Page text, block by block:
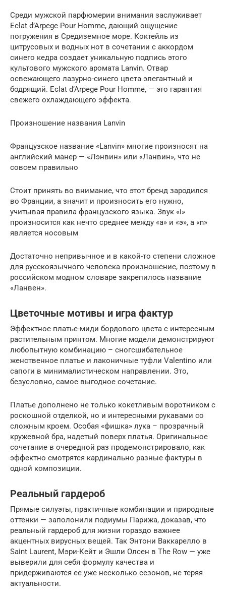
Среди мужской парфюмерии внимания заслуживает
Eclat d’Arpege Pour Homme, дающий ощущение
погружения в Средиземное море. Коктейль из
цитрусовых и водных нот в сочетании с аккордом
синего кедра создает уникальную подпись этого
культового мужского аромата Lanvin. Отвар
освежающего лазурно-синего цвета элегантный и
бодрящий. Eclat d’Arpege Pour Homme, — это гарантия
свежего охлаждающего эффекта.
Произношение названия Lanvin
Французское название «Lanvin» многие произносят на
английский манер — «Лэнвин» или «Ланвин», что не
совсем правильно
Стоит принять во внимание, что этот бренд зародился
во Франции, а значит и произносить его нужно,
учитывая правила французского языка. Звук «i»
произносится как нечто среднее между «а» и «э», а «n»
является носовым
Достаточно непривычное и в какой-то степени сложное
для русскоязычного человека произношение, поэтому в
российском модном словаре закрепилось название
«Ланвен».
Цветочные мотивы и игра фактур
Эффектное платье-миди бордового цвета с интересным
растительным принтом. Многие модели демонстрируют
любопытную комбинацию – сногсшибательное
женственное платье и лаконичные туфли Valentino или
сапоги в минималистическом направлении. Это,
безусловно, самое выгодное сочетание.
Платье дополнено не только кокетливым воротником с
роскошной отделкой, но и интересными рукавами со
сложным кроем. Особая «фишка» лука – прозрачный
кружевной бра, надетый поверх платья. Оригинальное
сочетание в очередной раз продемонстрировало, как
эффектно смотрятся кардинально разные фактуры в
одной композиции.
Реальный гардероб
Прямые силуэты, практичные комбинации и природные
оттенки — заполонили подиумы Парижа, доказав, что
реальный гардероб для жизни гораздо важнее
акцентных вирусных вещей. Так Энтони Ваккарелло в
Saint Laurent, Мэри-Кейт и Эшли Олсен в The Row — уже
выверили для себя формулу качества и
придерживаются ее уже несколько сезонов, не теряя
актуальности.